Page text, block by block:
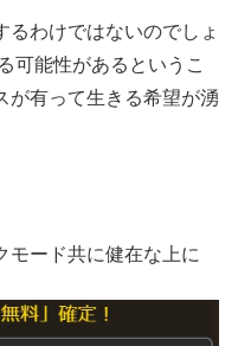
るわけではないのでしょ
可能性があるというこ
が有って生きる希望が湧
モード共に健在な上に